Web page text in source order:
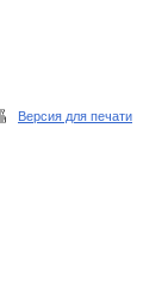
Версия для печати